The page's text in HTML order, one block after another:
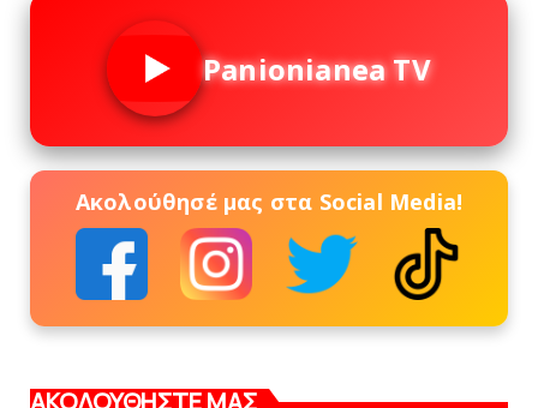
Panionianea TV
Ακολούθησέ μας στα Social Media!